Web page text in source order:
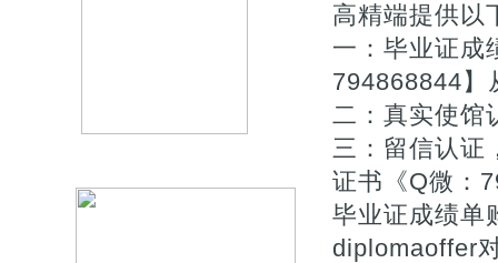
高精端提供以
一：毕业证成
794868844】
二：真实使馆
三：留信认证
证书《Q微：
毕业证成绩单
diplomaoffer